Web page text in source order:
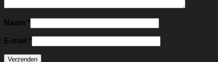
Naam *
E-mail *